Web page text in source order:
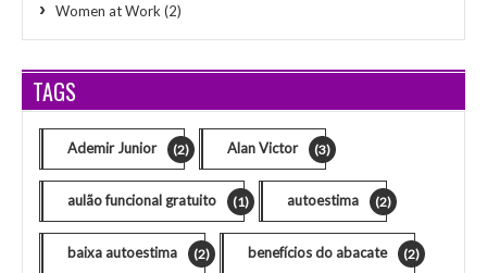
Women at Work (2)
TAGS
Ademir Junior (2) Alan Victor (3)
aulão funcional gratuito (1) autoestima (2)
baixa autoestima (2) benefícios do abacate (2)